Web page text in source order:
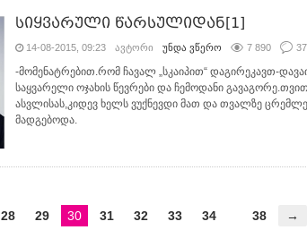
სიყვარული წარსულიდან[1]
14-08-2015, 09:23 ავტორი უნდა ვწერო 7 890 37
-მომენატრებით.რომ ჩავალ „სკაიპით“ დაგირეკავთ-
საყვარელი ოჯახის წევრები და ჩემოდანი
ასვლისას,კიდევ ხელს ვუქნევდი მათ და თვალზე
მადგებოდა.
28 29 30 31 32 33 34 38 →